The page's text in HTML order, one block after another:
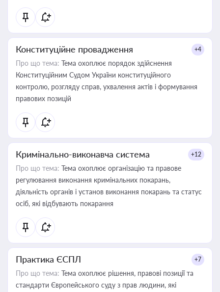
Конституційне провадження +4
Про що тема: Тема охоплює порядок здійснення
Конституційним Судом України конституційного
контролю, розгляду справ, ухвалення актів і формування
правових позицій
Кримінально-виконавча система +12
Про що тема: Тема охоплює організацію та правове
регулювання виконання кримінальних покарань,
діяльність органів і установ виконання покарань та статус
осіб, які відбувають покарання
Практика ЄСПЛ +7
Про що тема: Тема охоплює рішення, правові позиції та
стандарти Європейського суду з прав людини, які